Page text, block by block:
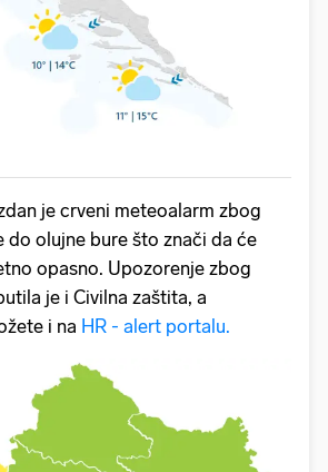
je crveni meteoalarm zbog
do olujne bure što znači da će
opasno. Upozorenje zbog
je i Civilna zaštita, a
i na HR - alert portalu.